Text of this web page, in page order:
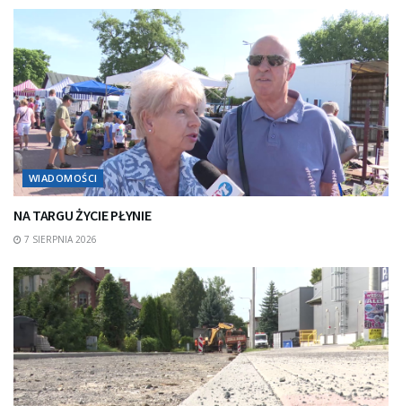
WIADOMOŚCI
NA TARGU ŻYCIE PŁYNIE
7 SIERPNIA 2026